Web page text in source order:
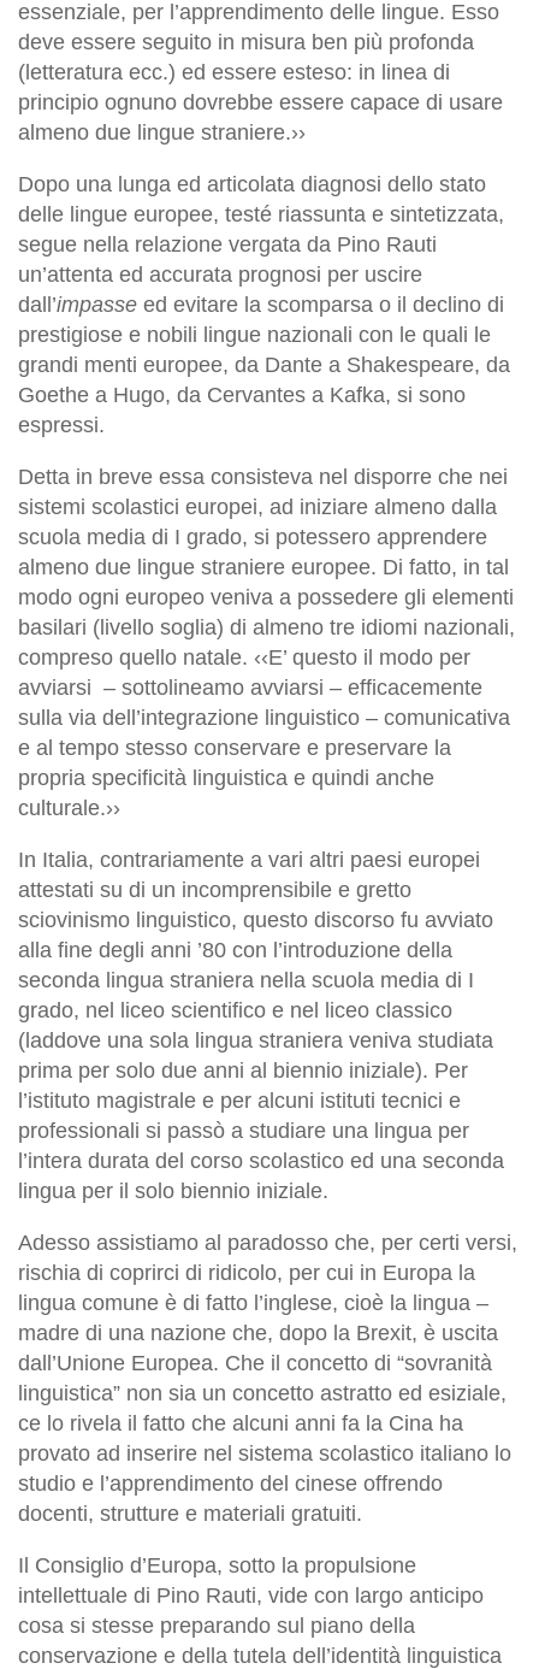
essenziale, per l’apprendimento delle lingue. Esso
deve essere seguito in misura ben più profonda
(letteratura ecc.) ed essere esteso: in linea di
principio ognuno dovrebbe essere capace di usare
almeno due lingue straniere.››
Dopo una lunga ed articolata diagnosi dello stato
delle lingue europee, testé riassunta e sintetizzata,
segue nella relazione vergata da Pino Rauti
un’attenta ed accurata prognosi per uscire
dall’impasse ed evitare la scomparsa o il declino di
prestigiose e nobili lingue nazionali con le quali le
grandi menti europee, da Dante a Shakespeare, da
Goethe a Hugo, da Cervantes a Kafka, si sono
espressi.
Detta in breve essa consisteva nel disporre che nei
sistemi scolastici europei, ad iniziare almeno dalla
scuola media di I grado, si potessero apprendere
almeno due lingue straniere europee. Di fatto, in tal
modo ogni europeo veniva a possedere gli elementi
basilari (livello soglia) di almeno tre idiomi nazionali,
compreso quello natale. ‹‹E’ questo il modo per
avviarsi ‒ sottolineamo avviarsi ‒ efficacemente
sulla via dell’integrazione linguistico – comunicativa
e al tempo stesso conservare e preservare la
propria specificità linguistica e quindi anche
culturale.››
In Italia, contrariamente a vari altri paesi europei
attestati su di un incomprensibile e gretto
sciovinismo linguistico, questo discorso fu avviato
alla fine degli anni ’80 con l’introduzione della
seconda lingua straniera nella scuola media di I
grado, nel liceo scientifico e nel liceo classico
(laddove una sola lingua straniera veniva studiata
prima per solo due anni al biennio iniziale). Per
l’istituto magistrale e per alcuni istituti tecnici e
professionali si passò a studiare una lingua per
l’intera durata del corso scolastico ed una seconda
lingua per il solo biennio iniziale.
Adesso assistiamo al paradosso che, per certi versi,
rischia di coprirci di ridicolo, per cui in Europa la
lingua comune è di fatto l’inglese, cioè la lingua ‒
madre di una nazione che, dopo la Brexit, è uscita
dall’Unione Europea. Che il concetto di “sovranità
linguistica” non sia un concetto astratto ed esiziale,
ce lo rivela il fatto che alcuni anni fa la Cina ha
provato ad inserire nel sistema scolastico italiano lo
studio e l’apprendimento del cinese offrendo
docenti, strutture e materiali gratuiti.
Il Consiglio d’Europa, sotto la propulsione
intellettuale di Pino Rauti, vide con largo anticipo
cosa si stesse preparando sul piano della
conservazione e della tutela dell’identità linguistica